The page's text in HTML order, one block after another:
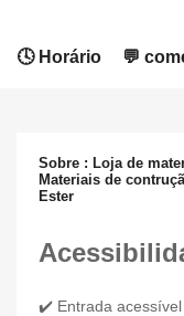
🕓 Horário 💬
Sobre : Loja de
Materiais de
Ester
✔️ Entrada